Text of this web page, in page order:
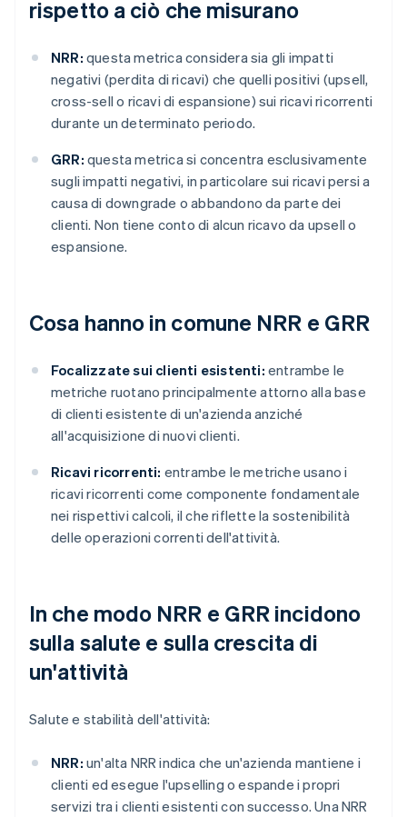
rispetto a ciò che misurano
NRR: questa metrica considera sia gli impatti
negativi (perdita di ricavi) che quelli positivi (upsell,
cross-sell o ricavi di espansione) sui ricavi ricorrenti
durante un determinato periodo.
GRR: questa metrica si concentra esclusivamente
sugli impatti negativi, in particolare sui ricavi persi a
causa di downgrade o abbandono da parte dei
clienti. Non tiene conto di alcun ricavo da upsell o
espansione.
Cosa hanno in comune NRR e GRR
Focalizzate sui clienti esistenti: entrambe le
metriche ruotano principalmente attorno alla base
di clienti esistente di un'azienda anziché
all'acquisizione di nuovi clienti.
Ricavi ricorrenti: entrambe le metriche usano i
ricavi ricorrenti come componente fondamentale
nei rispettivi calcoli, il che riflette la sostenibilità
delle operazioni correnti dell'attività.
In che modo NRR e GRR incidono
sulla salute e sulla crescita di
un'attività
Salute e stabilità dell'attività:
NRR: un'alta NRR indica che un'azienda mantiene i
clienti ed esegue l'upselling o espande i propri
servizi tra i clienti esistenti con successo. Una NRR